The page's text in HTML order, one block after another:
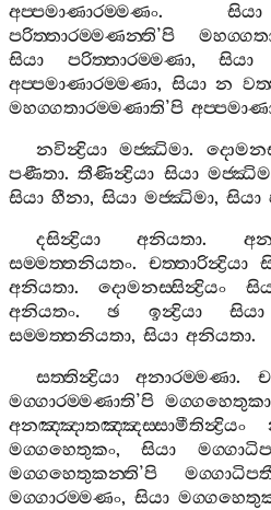
අප‍්පමාණාරම‍්මණං. සියා
පරිත‍්තාරම‍්මණන‍්ති’පි
සියා
පරිත‍්තාරම‍්මණා, සියා
අප‍්පමාණාරම‍්මණා, සියා න
මහග‍්ගතාරම‍්මණාති’පි
නවින්‍ද්‍රියා
මජ‍්ඣිමා.
පණීතා.තීණින්‍ද්‍රියා සියා
සියා හීනා, සියා මජ‍්ඣිමා, සියා
දසින්‍ද්‍රියා
අනියතා.
සම‍්මත‍්තනියතං. චත‍්තාරින්‍ද්‍රියා
අනියතා. දොමනස‍්සින්‍ද්‍රියං
අනියතං.ඡ ඉන්‍ද්‍රියා සියා
සම‍්මත‍්තනියතා, සියා අනියතා.
සත‍්තින්‍ද්‍රියා
අනාරම‍්මණා.
මග‍්ගාරම‍්මණාති’පි
අනඤ‍්ඤාතඤ‍්ඤස‍්සාමීතින්‍ද්‍රියං
මග‍්ගහෙතුකං,සියා
මග‍්ගහෙතුකන‍්ති’පි
මග‍්ගාරම‍්මණං,සියා